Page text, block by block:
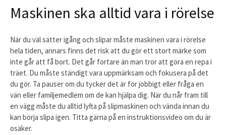
Maskinen ska alltid vara i rörelse
När du väl sätter igång och slipar måste maskinen vara i rörelse
hela tiden, annars finns det risk att du gör ett stort märke som
inte går att få bort. Det går fortare än man tror att göra en repa i
träet. Du måste ständigt vara uppmärksam och fokusera på det
du gör. Ta pauser om du tycker det är för jobbigt eller fråga en
vän eller familjemedlem om de kan hjälpa dig. När du når fram till
en vägg måste du alltid lyfta på slipmaskinen och vända innan du
kan börja slipa igen. Titta gärna på en instruktionsvideo om du är
osäker.